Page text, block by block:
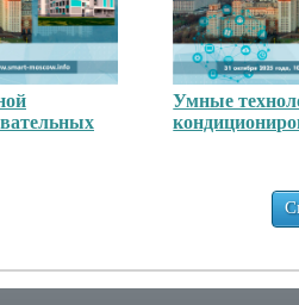
Умные